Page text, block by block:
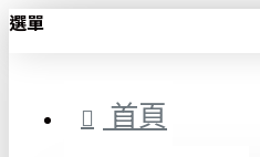
選單
首頁